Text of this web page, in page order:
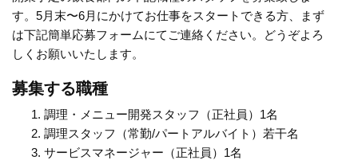
す。5月末〜6月にかけてお仕事をスタートできる方、まず
は下記簡単応募フォームにてご連絡ください。どうぞよろ
しくお願いいたします。
募集する職種
調理・メニュー開発スタッフ（正社員）1名
調理スタッフ（常勤/パートアルバイト）若干名
サービスマネージャー（正社員）1名